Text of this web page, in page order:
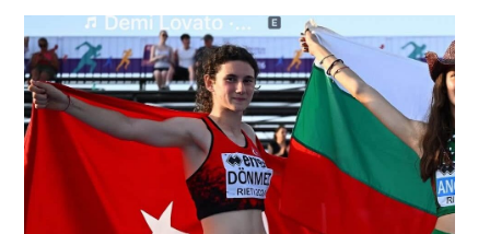
Şampiyonu
Lanlana
Tararudee!
için